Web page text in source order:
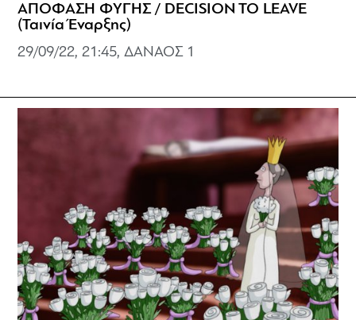
ΑΠΟΦΑΣΗ ΦΥΓΗΣ / DECISION TO LEAVE
(Ταινία Έναρξης)
29/09/22, 21:45, ΔΑΝΑΟΣ 1